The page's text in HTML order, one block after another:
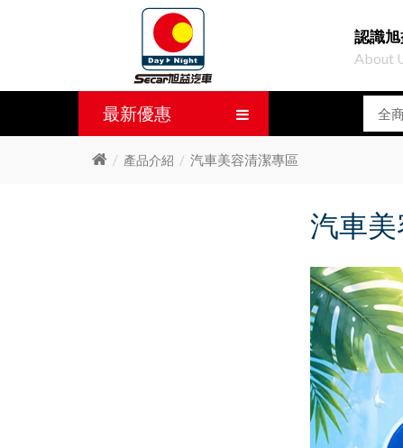
認識
About
最新優惠
產品介紹 汽車美容清潔專區
汽車